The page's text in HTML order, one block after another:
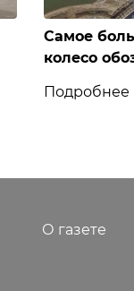
Самое
колесо
Подробнее
О газете